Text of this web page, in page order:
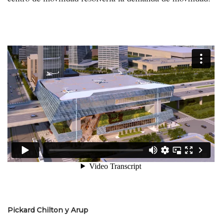
Pickard Chilton y Arup